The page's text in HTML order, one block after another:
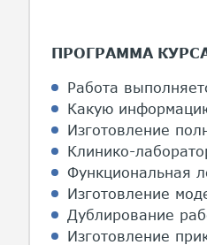
ПРОГРАММА
Работа
Какую
Изготовление
Клинико-
Функциональная
Изготовление
Дублирование
Изготовление